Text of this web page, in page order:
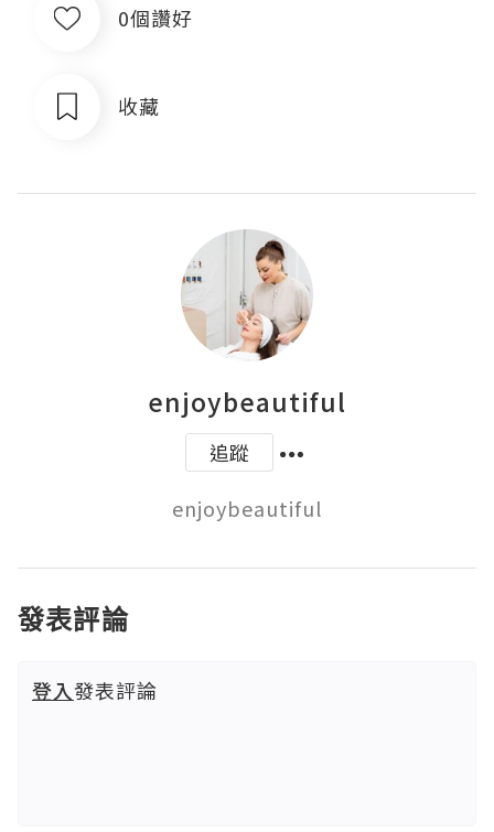
0個讚好
收藏
enjoybeautiful
追蹤
enjoybeautiful
發表評論
登入發表評論